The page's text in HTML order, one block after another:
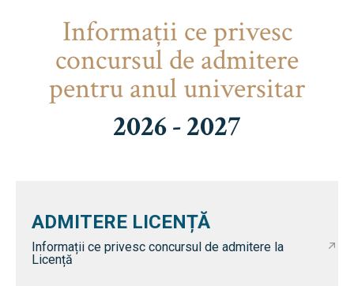
Informaţii ce privesc
concursul de admitere
pentru anul universitar
2026 - 2027
ADMITERE LICENȚĂ
Informații ce privesc concursul de admitere la
Licență